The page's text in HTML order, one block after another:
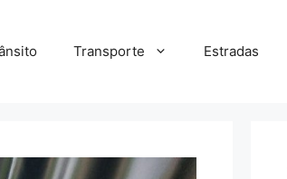
Transporte Estradas